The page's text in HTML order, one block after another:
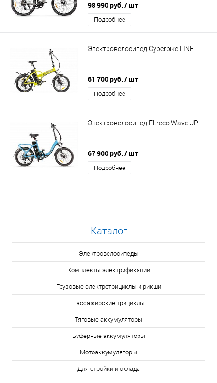
98 990 руб. / шт
Подробнее
Электровелосипед Cyberbike LINE
61 700 руб. / шт
Подробнее
Электровелосипед Eltreco Wave UP!
67 900 руб. / шт
Подробнее
Каталог
Электровелосипеды
Комплекты электрификации
Грузовые электротрициклы и рикши
Пассажирские трициклы
Тяговые аккумуляторы
Буферные аккумуляторы
Мотоаккумуляторы
Для стройки и склада